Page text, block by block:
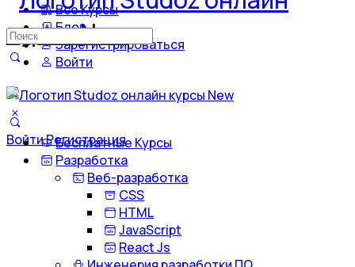
Все Курсы
Блог
Зарегистрироваться
Войти
ВойтиРегистрация
Искать:
Бесплатные Курсы
Разработка
Веб-разработка
CSS
HTML
JavaScript
React Js